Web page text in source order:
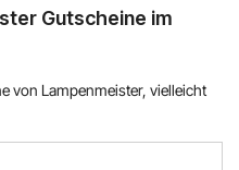
Gutscheine im
von Lampenmeister, vielleicht